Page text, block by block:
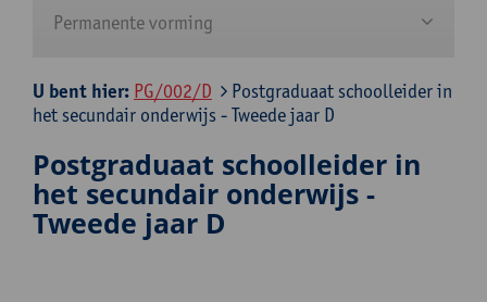
Permanente vorming
U bent hier: PG/002/D
Postgraduaat schoolleider in
het secundair onderwijs - Tweede jaar D
Postgraduaat schoolleider in
het secundair onderwijs -
Tweede jaar D